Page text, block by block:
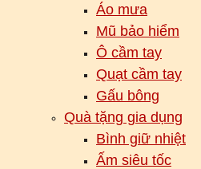
Áo mưa
Mũ bảo hiểm
Ô cầm tay
Quạt cầm tay
Gấu bông
Quà tặng gia dụng
Bình giữ nhiệt
Ấm siêu tốc